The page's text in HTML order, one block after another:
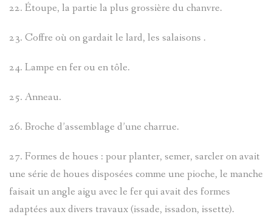
22. Étoupe, la partie la plus grossière du chanvre.
23. Coffre où on gardait le lard, les salaisons .
24. Lampe en fer ou en tôle.
25. Anneau.
26. Broche d’assemblage d’une charrue.
27. Formes de houes : pour planter, semer, sarcler on avait
une série de houes disposées comme une pioche, le manche
faisait un angle aigu avec le fer qui avait des formes
adaptées aux divers travaux (issade, issadon, issette).